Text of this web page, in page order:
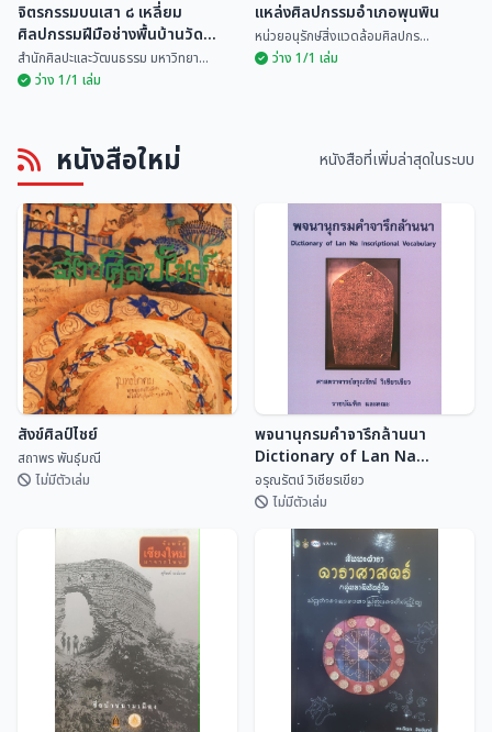
ศิลปกรรมฝีมือช่างพื้นบ้านวัดทราย
งาม อำเภอหล่มเก่า จังหวัด
เพชรบูรณ์
สำนักศิลปะและวัฒนธรร...
จิตรกรรมบนเสา ๘ เหลี่ยม
ศิลปกรรมฝีมือช่างพื้นบ้านวัด
ทรายงาม อำเภอหล่มเก่า จังหวัด
เพชรบูรณ์
สำนักศิลปะและวัฒนธรรม มหาวิทยา...
ว่าง 1/1 เล่ม
แหล่งศิลปกรรมอำเภอพุนพิน
แหล่งศิลปกรรมอำเภอพุนพิน
หน่วยอนุรักษ์สิ่งแวดล้อมศิลปกร...
ว่าง 1/1 เล่ม
หนังสือใหม่ หนังสือที่เพิ่มล่าสุดในระบบ
สังข์ศิลป์ไชย์
สถาพร พันธุ์มณี
สังข์ศิลป์ไชย์
สถาพร พันธุ์มณี
ไม่มีตัวเล่ม
พจนานุกรมคำจารึกล้านนา
Dictionary of Lan Na
Inscriptional Vocabulary
อรุณรัตน์ วิเชียรเขี...
พจนานุกรมคำจารึกล้านนา
Dictionary of Lan Na
Inscriptional Vocabulary
อรุณรัตน์ วิเชียรเขียว
ไม่มีตัวเล่ม